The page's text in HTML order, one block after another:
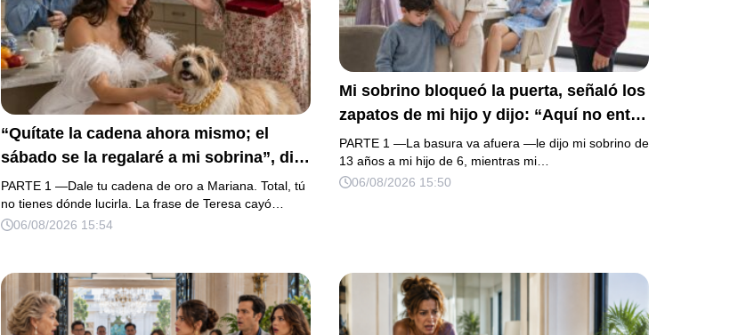
“Quítate la cadena ahora mismo; el
sábado se la regalaré a mi sobrina”, dijo
mi suegra, asegurando que una mujer
con las manos marcadas por espinas no
merecía 50 gramos de oro. Mi esposo
calma y le pedí que preparara la fiesta.
Ella creyó haber ganado… hasta que
proyecté el recibo completo que había
PARTE 1 —Dale tu cadena de oro a Mariana. Total, tú
no tienes dónde lucirla. La frase de Teresa cayó…
06/08/2026 15:54
Mi sobrino bloqueó la puerta, señaló los
zapatos de mi hijo y dijo: “Aquí no entra
la basura”. Mi madre bajó la mirada y mi
hermana siguió tomando café como si
nada. Yo asentí, abracé a mi niño y me
mismo niño que acababa de humillarlo.
PARTE 1 —La basura va afuera —le dijo mi sobrino de
13 años a mi hijo de 6, mientras mi…
06/08/2026 15:50